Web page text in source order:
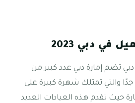
في دبي 2023
تضم إمارة دبي عدد كبير من
جدًا والتي تمتلك شهرة كبيرة على
حيث تقدم هذه العيادات العديد